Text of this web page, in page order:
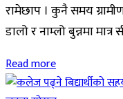
रामेछाप । कुनै समय
डालो र नाम्लो बुन्नमा
Read more